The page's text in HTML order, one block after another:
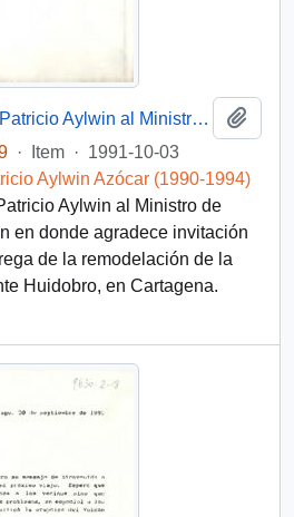
[Carta del Presidente Patricio Aylwin al Ministro de Minería, Juan Hamilton]
· Item · 1991-10-03
Aylwin Azócar (1990-1994)
Aylwin al Ministro de
en donde agradece invitación
de la remodelación de la
Huidobro, en Cartagena.